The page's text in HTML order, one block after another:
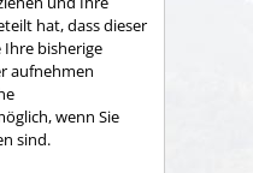
hat, dass dieser
bisherige
aufnehmen
wenn Sie
sind.